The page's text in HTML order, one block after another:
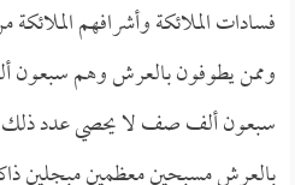
فسادات الملائكة وأشرافهم
وممن يطوفون بالعرش وهم
سبعون ألف صف لا يحصي عدد ذلك